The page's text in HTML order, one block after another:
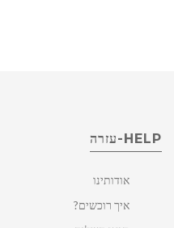
HELP-עזרה
אודותינו
איך רוכשים?